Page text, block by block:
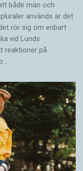
både män och
används är det
rör sig om enbart
vid Lunds
reaktioner på